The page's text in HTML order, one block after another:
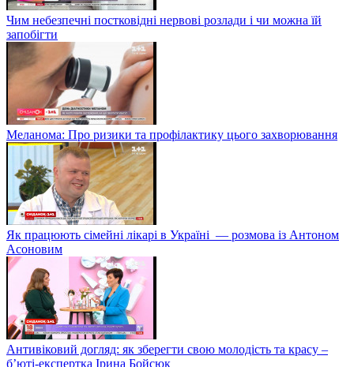
Чим небезпечні постковідні нервові розлади і чи можна їй
запобігти
Меланома: Про ризики та профілактику цього захворювання
Як працюють сімейні лікарі в Україні — розмова із Антоном
Асоновим
Антивіковий догляд: як зберегти свою молодість та красу –
б’юті-експертка Ірина Бойсюк